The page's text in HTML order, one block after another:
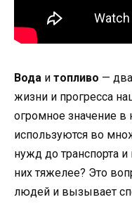
Вода и топливо —
жизни и прогресса
огромное значение
используются во
нужд до транспорта
них тяжелее? Это
людей и вызывает